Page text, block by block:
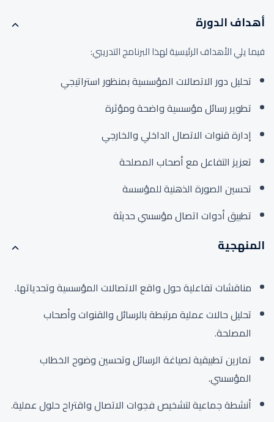
أهداف الدورة
فيما يلي الأهداف الرئيسية لهذا البرنامج التدريبي:
تحليل دور الاتصالات المؤسسية بمنظور استراتيجي
تطوير رسائل مؤسسية واضحة ومؤثرة
إدارة قنوات الاتصال الداخلي والخارجي
تعزيز التفاعل مع أصحاب المصلحة
تحسين الصورة الذهنية للمؤسسة
تطبيق أدوات اتصال مؤسسي حديثة
المنهجية
مناقشات تفاعلية حول واقع الاتصالات المؤسسية وتحدياتها.
تحليل حالات عملية مرتبطة بالرسائل والقنوات وأصحاب
المصلحة.
تمارين تطبيقية لصياغة الرسائل وتحسين وضوح الخطاب
المؤسسي.
أنشطة جماعية لتشخيص فجوات الاتصال واقتراح حلول عملية.